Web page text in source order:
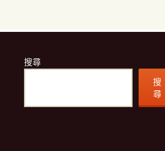
搜尋
搜
尋